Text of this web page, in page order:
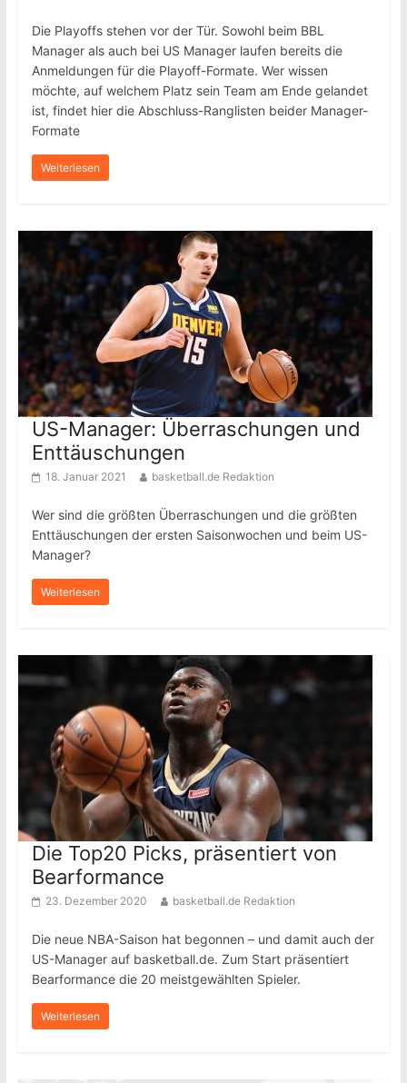
Die Playoffs stehen vor der Tür. Sowohl beim BBL
Manager als auch bei US Manager laufen bereits die
Anmeldungen für die Playoff-Formate. Wer wissen
möchte, auf welchem Platz sein Team am Ende gelandet
ist, findet hier die Abschluss-Ranglisten beider Manager-
Formate
Weiterlesen
US-Manager: Überraschungen und
Enttäuschungen
18. Januar 2021 basketball.de Redaktion
Wer sind die größten Überraschungen und die größten
Enttäuschungen der ersten Saisonwochen und beim US-
Manager?
Weiterlesen
Die Top20 Picks, präsentiert von
Bearformance
23. Dezember 2020 basketball.de Redaktion
Die neue NBA-Saison hat begonnen – und damit auch der
US-Manager auf basketball.de. Zum Start präsentiert
Bearformance die 20 meistgewählten Spieler.
Weiterlesen